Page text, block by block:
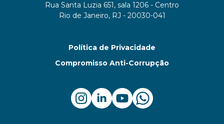
Rua Santa Luzia 651, sala 1206 - Centro
Rio de Janeiro, RJ - 20030-041
Política de Privacidade
Compromisso Anti-Corrupção